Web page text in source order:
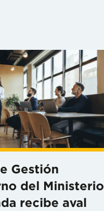
Gestión
del Ministerio
recibe aval